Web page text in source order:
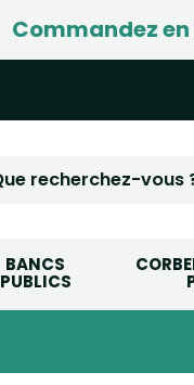
Commandez
BANCS
PUBLICS